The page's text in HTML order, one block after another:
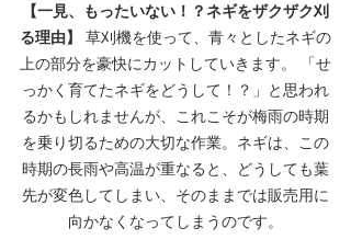
【一見、もったいない！？ネギをザクザク刈
る理由】
草刈機を使って、青々としたネギの
上の部分を豪快にカットしていきます。 「せ
っかく育てたネギをどうして！？」と思われ
るかもしれませんが、これこそが梅雨の時期
を乗り切るための大切な作業。ネギは、この
時期の長雨や高温が重なると、どうしても葉
先が変色してしまい、そのままでは販売用に
向かなくなってしまうのです。